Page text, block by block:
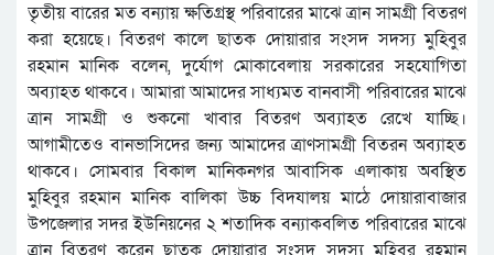
তৃতীয় বারের মত বন্যায় ক্ষতিগ্রস্থ পরিবারের মাঝে ত্রান সামগ্রী বিতরণ
করা হয়েছে। বিতরণ কালে ছাতক দোয়ারার সংসদ সদস্য মুহিবুর
রহমান মানিক বলেন, দুর্যোগ মোকাবেলায় সরকারের সহযোগিতা
অব্যাহত থাকবে। আমারা আমাদের সাধ্যমত বানবাসী পরিবারের মাঝে
ত্রান সামগ্রী ও শুকনো খাবার বিতরণ অব্যাহত রেখে যাচ্ছি।
আগামীতেও বানভাসিদের জন্য আমাদের ত্রাণসামগ্রী বিতরন অব্যাহত
থাকবে। সোমবার বিকাল মানিকনগর আবাসিক এলাকায় অবস্থিত
মুহিবুর রহমান মানিক বালিকা উচ্চ বিদযালয় মাঠে দোয়ারাবাজার
উপজেলার সদর ইউনিয়নের ২ শতাদিক বন্যাকবলিত পরিবারের মাঝে